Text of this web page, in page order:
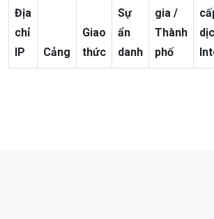
Địa
chỉ
IP
Cảng
Giao
thức
Sự
ẩn
danh
gia /
Thành
phố